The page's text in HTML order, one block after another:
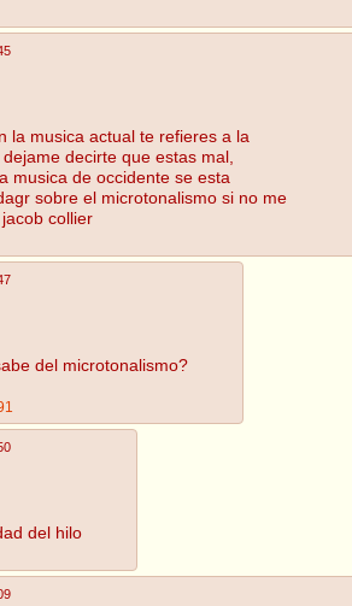
la musica actual te refieres a la
decirte que estas mal,
musica de occidente se esta
sobre el microtonalismo si no me
collier
del microtonalismo?
del hilo